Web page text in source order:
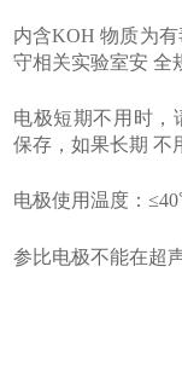
内含KOH 物质为
守相关实验室安 全
电极短期不用时，
保存，如果长期 不
电极使用温度：
参比电极不能在超